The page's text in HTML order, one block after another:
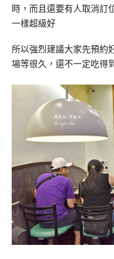
時，而且還要有人取消訂
一樣超級好
所以強烈建議大家先預約
場等很久，還不一定吃得